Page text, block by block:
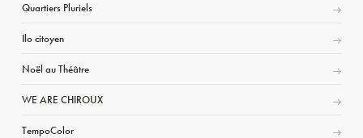
Quartiers Pluriels
Ilo citoyen
Noël au Théâtre
WE ARE CHIROUX
TempoColor